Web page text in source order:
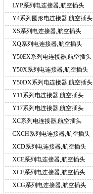
LYP系列电连接器,航空插头
Y4系列圆形电连接器,航空插头
XS系列电连接器,航空插头
XQ系列电连接器,航空插头
Y50EX系列电连接器,航空插头
Y50X系列电连接器,航空插头
Y50DX系列电连接器,航空插头
Y11系列电连接器,航空插头
Y17系列电连接器,航空插头
XC系列电连接器,航空插头
CXCH系列电连接器,航空插头
XCD系列电连接器,航空插头
XCE系列电连接器,航空插头
XCF系列电连接器,航空插头
XCG系列电连接器,航空插头